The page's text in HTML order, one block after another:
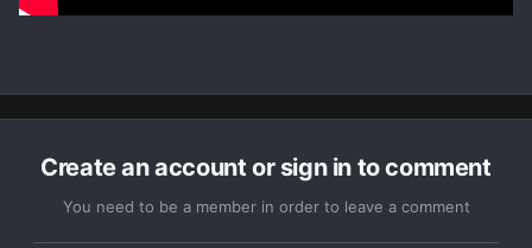
Create an account or sign in to comment
You need to be a member in order to leave a comment